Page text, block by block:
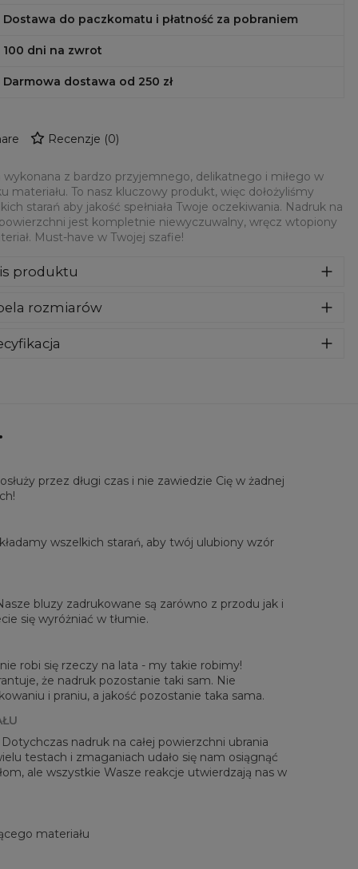
Dostawa do paczkomatu i płatność za pobraniem
100 dni na zwrot
Darmowa dostawa od 250 zł
Recenzje (0)
wykonana z bardzo przyjemnego, delikatnego i miłego w
materiału. To nasz kluczowy produkt, więc dołożyliśmy
starań aby jakość spełniała Twoje oczekiwania. Nadruk na
powierzchni jest kompletnie niewyczuwalny, wręcz wtopiony
Must-have w Twojej szafie!
produktu
z wysokiej jakości nadrukiem z przodu i z tyłu.
Trwałe, wzmocnione szwy są kolorowe, aby zachować
rozmiarów
rękawów
63 64 65 66 66
przez długi czas i nie zawiedzie Cię w żadnej
wszelkich starań, aby twój ulubiony wzór
bluzy zadrukowane są zarówno z przodu jak i
się wyróżniać w tłumie.
robi się rzeczy na lata - my takie robimy!
że nadruk pozostanie taki sam. Nie
i praniu, a jakość pozostanie taka sama.
nadruk na całej powierzchni ubrania
testach i zmaganiach udało się nam osiągnąć
ale wszystkie Wasze reakcje utwierdzają nas w
materiału